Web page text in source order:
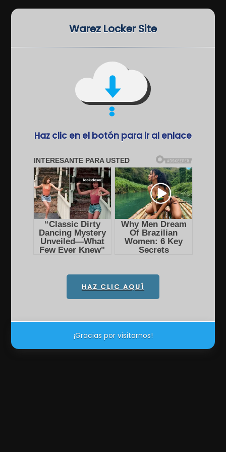
Warez Locker Site
Haz clic en el botón para ir al enlace
HAZ CLIC AQUÍ
¡Gracias por visitarnos!